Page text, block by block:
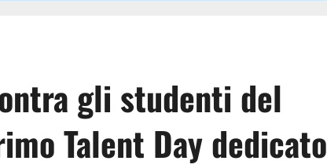
gli studenti del
Talent Day dedicato